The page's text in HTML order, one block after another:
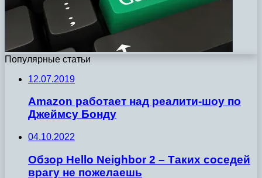
Популярные статьи
12.07.2019
Amazon работает над реалити-шоу по
Джеймсу Бонду
04.10.2022
Обзор Hello Neighbor 2 – Таких соседей
врагу не пожелаешь